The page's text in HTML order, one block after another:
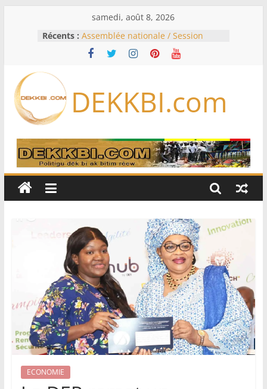
samedi, août 8, 2026
Récents : Assemblée nationale / Session
extraordinaire: Six commissions
d’enquête à l’ordre du jour ce lundi
Bénin: Patrice Talon élu président
du Sénat, moins de trois mois
Pakistan et la Turquie signent un
accord de défense
RD Congo: Kinshasa interdit les
exportations de cuivre et de cobalt
production
DEKKBI.com
ECONOMIE